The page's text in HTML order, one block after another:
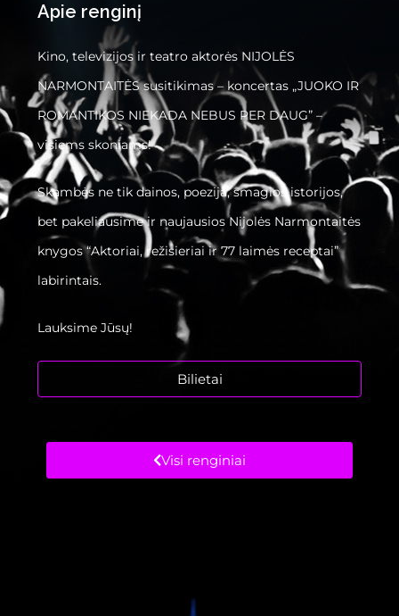
Apie renginį
Kino, televizijos ir teatro aktorės NIJOLĖS
NARMONTAITĖS susitikimas – koncertas „JUOKO IR
ROMANTIKOS NIEKADA NEBUS PER DAUG” –
visiems skoniams!
Skambės ne tik dainos, poezija, smagios istorijos,
bet pakeliausime ir naujausios Nijolės Narmontaitės
knygos “Aktoriai, režisieriai ir 77 laimės receptai”
labirintais.
Lauksime Jūsų!
Bilietai
Visi renginiai